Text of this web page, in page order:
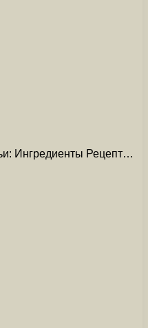
Ингредиенты Рецепт…